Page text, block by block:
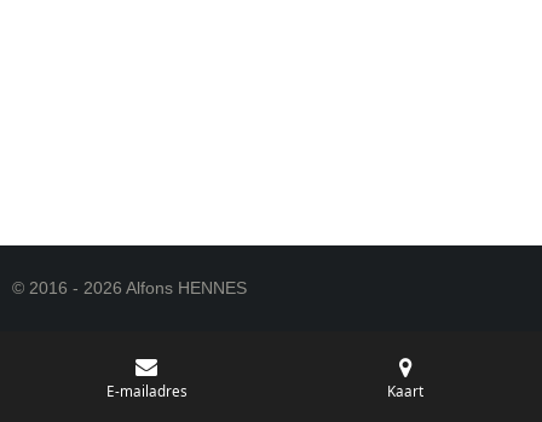
© 2016 - 2026 Alfons HENNES
E-mailadres Kaart